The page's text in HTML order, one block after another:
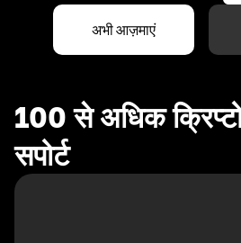
अभी आज़माएं
100 से अधिक
सपोर्ट